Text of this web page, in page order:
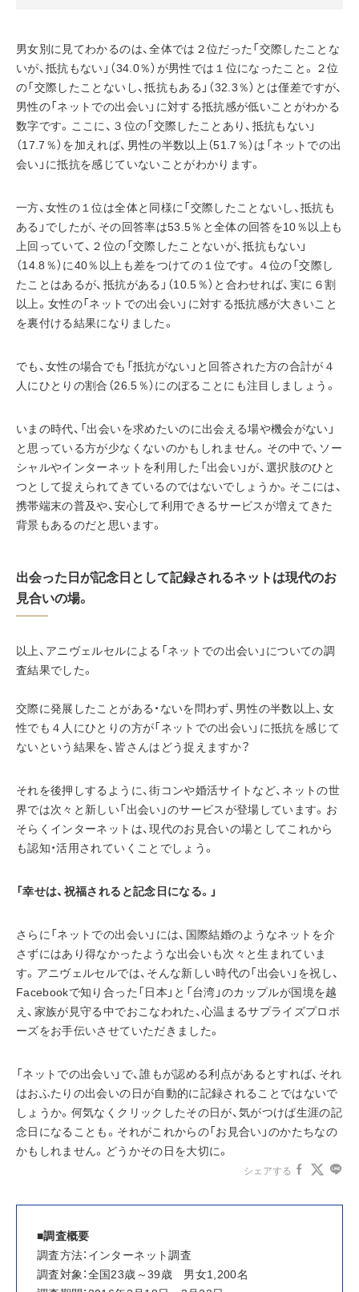
男女別に見てわかるのは、全体では２位だった「交際したことな
いが、抵抗もない」（34.0％）が男性では１位になったこと。２位
の「交際したことないし、抵抗もある」（32.3％）とは僅差ですが、
男性の「ネットでの出会い」に対する抵抗感が低いことがわかる
数字です。ここに、３位の「交際したことあり、抵抗もない」
（17.7％）を加えれば、男性の半数以上（51.7％）は「ネットでの出
会い」に抵抗を感じていないことがわかります。
一方、女性の１位は全体と同様に「交際したことないし、抵抗も
ある」でしたが、その回答率は53.5％と全体の回答を10％以上も
上回っていて、２位の「交際したことないが、抵抗もない」
（14.8％）に40％以上も差をつけての１位です。４位の「交際し
たことはあるが、抵抗がある」（10.5％）と合わせれば、実に６割
以上。女性の「ネットでの出会い」に対する抵抗感が大きいこと
を裏付ける結果になりました。
でも、女性の場合でも「抵抗がない」と回答された方の合計が４
人にひとりの割合（26.5％）にのぼることにも注目しましょう。
いまの時代、「出会いを求めたいのに出会える場や機会がない」
と思っている方が少なくないのかもしれません。その中で、ソー
シャルやインターネットを利用した「出会い」が、選択肢のひと
つとして捉えられてきているのではないでしょうか。そこには、
携帯端末の普及や、安心して利用できるサービスが増えてきた
背景もあるのだと思います。
出会った日が記念日として記録されるネットは現代のお
見合いの場。
以上、アニヴェルセルによる「ネットでの出会い」についての調
査結果でした。
交際に発展したことがある・ないを問わず、男性の半数以上、女
性でも４人にひとりの方が「ネットでの出会い」に抵抗を感じて
ないという結果を、皆さんはどう捉えますか？
それを後押しするように、街コンや婚活サイトなど、ネットの世
界では次々と新しい「出会い」のサービスが登場しています。お
そらくインターネットは、現代のお見合いの場としてこれから
も認知・活用されていくことでしょう。
「幸せは、祝福されると記念日になる。」
さらに「ネットでの出会い」には、国際結婚のようなネットを介
さずにはあり得なかったような出会いも次々と生まれていま
す。アニヴェルセルでは、そんな新しい時代の「出会い」を祝し、
Facebookで知り合った「日本」と「台湾」のカップルが国境を越
え、家族が見守る中でおこなわれた、心温まるサプライズプロポ
ーズをお手伝いさせていただきました。
「ネットでの出会い」で、誰もが認める利点があるとすれば、それ
はおふたりの出会いの日が自動的に記録されることではないで
しょうか。何気なくクリックしたその日が、気がつけば生涯の記
念日になることも。それがこれからの「お見合い」のかたちなの
かもしれません。どうかその日を大切に。
シェアする
■調査概要
調査方法：インターネット調査
調査対象：全国23歳～39歳　男女1,200名